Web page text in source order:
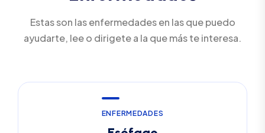
Estas son las enfermedades en las que puedo
ayudarte, lee o dirigete a la que más te interesa.
ENFERMEDADES